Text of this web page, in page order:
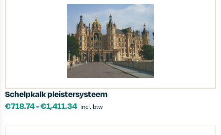
Schelpkalk pleistersysteem
€718.74-€1,411.34 incl. btw